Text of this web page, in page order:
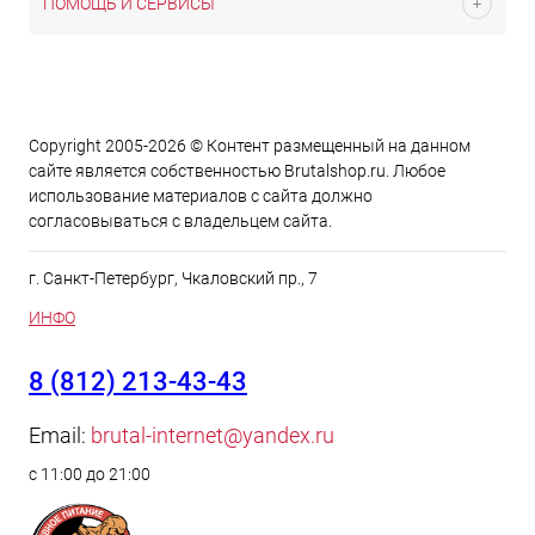
Copyright 2005-2026 © Контент размещенный на данном
сайте является cобственностью Brutalshop.ru. Любое
использование материалов с сайта должно
согласовываться с владельцем сайта.
г. Санкт-Петербург, Чкаловский пр., 7
ИНФО
8 (812) 213-43-43
Email: brutal-internet@yandex.ru
с 11:00 до 21:00